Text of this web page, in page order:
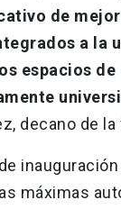
de
a la
espacios de
decano de
máximas